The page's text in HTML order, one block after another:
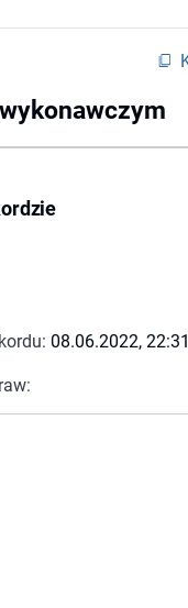
08.06.2022, 22:31